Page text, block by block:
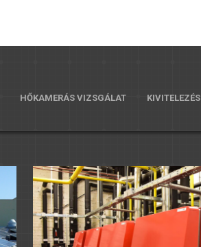
HŐKAMERÁS VIZSGÁLAT KIVITELEZÉS